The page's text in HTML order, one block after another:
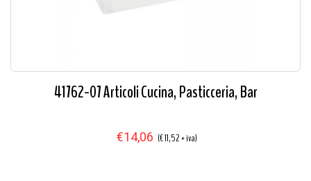
41762-07 Articoli Cucina, Pasticceria, Bar
€14,06 (€ 11,52 + iva)